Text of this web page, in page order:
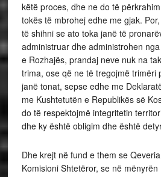
këtë proces, dhe ne do të
tokës të mbrohej edhe me gjak.
të shihni se ato toka janë të
administruar dhe administrohen
e Rozhajës, prandaj neve nuk na
trima, ose që ne të tregojmë trimëri
janë tonat, sepse edhe me
me Kushtetutën e Republikës së
do të respektojmë integritetin
dhe ky është obligim dhe është
Dhe krejt në fund e them se
Komisioni Shtetëror, se në